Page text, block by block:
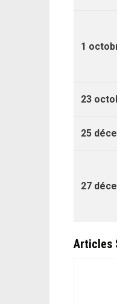
1
23
25
27
Articles